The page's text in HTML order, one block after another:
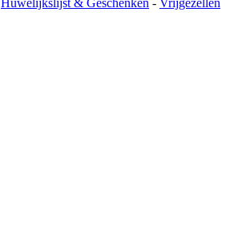
Huwelijkslijst & Geschenken - Vrijgezellen